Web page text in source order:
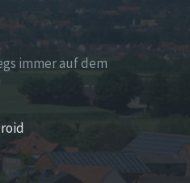
immer auf dem